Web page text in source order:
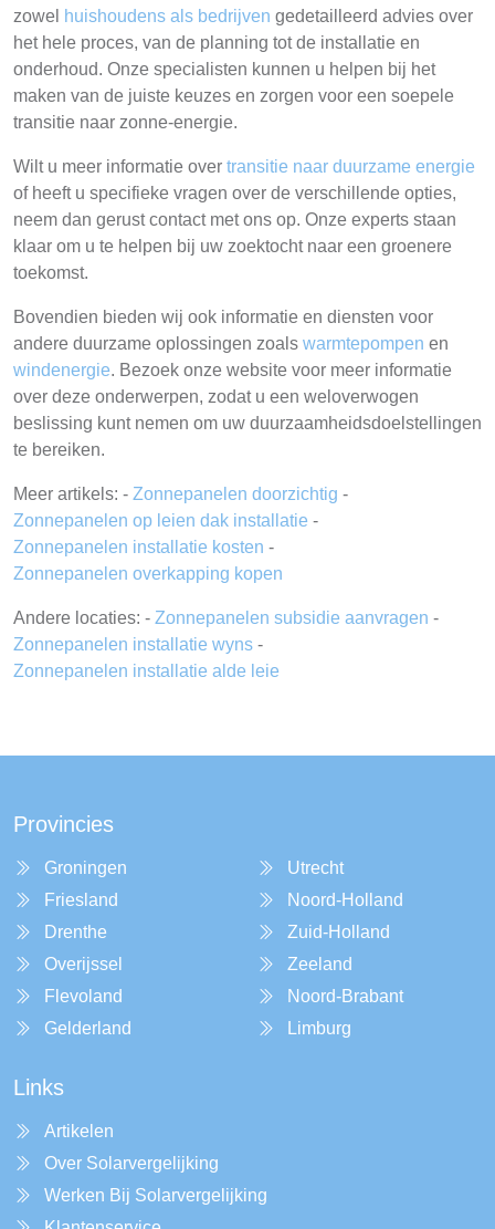
zowel huishoudens als bedrijven gedetailleerd advies over
het hele proces, van de planning tot de installatie en
onderhoud. Onze specialisten kunnen u helpen bij het
maken van de juiste keuzes en zorgen voor een soepele
transitie naar zonne-energie.
Wilt u meer informatie over transitie naar duurzame energie
of heeft u specifieke vragen over de verschillende opties,
neem dan gerust contact met ons op. Onze experts staan
klaar om u te helpen bij uw zoektocht naar een groenere
toekomst.
Bovendien bieden wij ook informatie en diensten voor
andere duurzame oplossingen zoals warmtepompen en
windenergie. Bezoek onze website voor meer informatie
over deze onderwerpen, zodat u een weloverwogen
beslissing kunt nemen om uw duurzaamheidsdoelstellingen
te bereiken.
Meer artikels: - Zonnepanelen doorzichtig -
Zonnepanelen op leien dak installatie -
Zonnepanelen installatie kosten -
Zonnepanelen overkapping kopen
Andere locaties: - Zonnepanelen subsidie aanvragen -
Zonnepanelen installatie wyns -
Zonnepanelen installatie alde leie
Provincies
Groningen
Friesland
Drenthe
Overijssel
Flevoland
Gelderland
Utrecht
Noord-Holland
Zuid-Holland
Zeeland
Noord-Brabant
Limburg
Links
Artikelen
Over Solarvergelijking
Werken Bij Solarvergelijking